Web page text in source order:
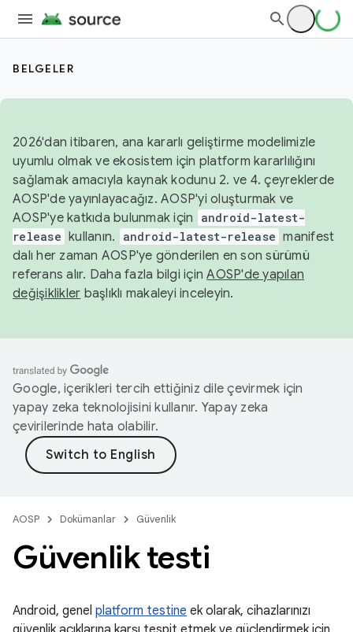
BELGELER
2026'dan itibaren, ana kararlı geliştirme modelimizle
uyumlu olmak ve ekosistem için platform kararlılığını
sağlamak amacıyla kaynak kodunu 2. ve 4. çeyreklerde
AOSP'de yayınlayacağız. AOSP'yi oluşturmak ve
AOSP'ye katkıda bulunmak için
android-latest-
release kullanın. android-latest-release manifest
dalı her zaman AOSP'ye gönderilen en son sürümü
referans alır. Daha fazla bilgi içinAOSP'de yapılan
değişiklikler başlıklı makaleyi inceleyin.
Google, içerikleri tercih ettiğiniz dile çevirmek için
yapay zeka teknolojisini kullanır. Yapay zeka
çevirilerinde hata olabilir.
AOSP Dokümanlar Güvenlik
Güvenlik testi
Android, genel platform testine ek olarak, cihazlarınızı